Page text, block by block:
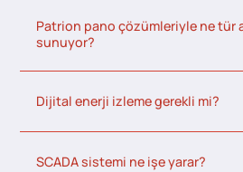
Patrion pano çözümleriyle ne tür
sunuyor?
Dijital enerji izleme gerekli mi?
SCADA sistemi ne işe yarar?